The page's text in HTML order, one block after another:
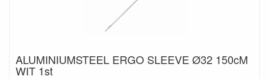
ALUMINIUMSTEEL ERGO SLEEVE Ø32 150cM
WIT 1st